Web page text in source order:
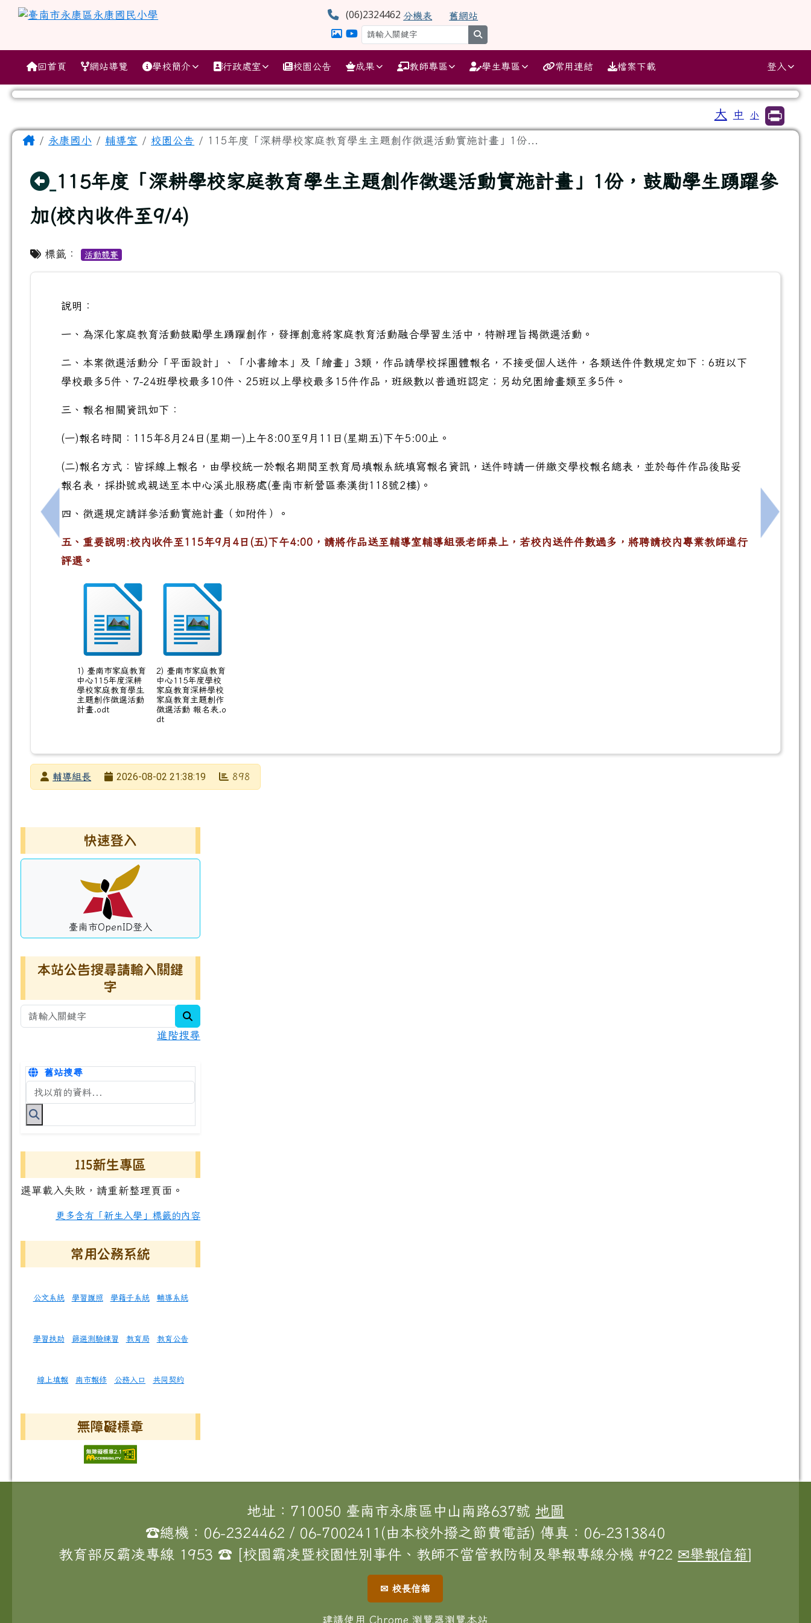
跳至主內容區
臺南市永康區永康國民小學 (06)2324462 分機表 舊網站
導覽列
回首頁 網站導覽 學校簡介 行政處室 校園公告 成果 教師專區 學生專區 常用連結 檔案下載 登入
⏸
大 中 小
主內容區域
Home永康國小 輔導室 校園公告 115年度「深耕學校家庭教育學生主題創作徵選活動實施計畫」1份...
回上頁
115年度「深耕學校家庭教育學生主題創作徵選活動實施計畫」1份，鼓勵學生踴躍參
加(校內收件至9/4)
標籤： 活動競賽
上一筆：115學年8月22日(六)新生始業暨祖父母節活動流程
說明：
一、為深化家庭教育活動鼓勵學生踴躍創作，發揮創意將家庭教育活動融合學習生活中，特辦理旨揭徵選活動。
二、本案徵選活動分「平面設計」、「小書繪本」及「繪畫」3類，作品請學校採團體報名，不接受個人送件，各類送件件數規定如下：6班以下
學校最多5件、7-24班學校最多10件、25班以上學校最多15件作品，班級數以普通班認定；另幼兒園繪畫類至多5件。
三、報名相關資訊如下：
(一)報名時間：115年8月24日(星期一)上午8:00至9月11日(星期五)下午5:00止。
(二)報名方式：皆採線上報名，由學校統一於報名期間至教育局填報系統填寫報名資訊，送件時請一併繳交學校報名總表，並於每件作品後貼妥
報名表，採掛號或親送至本中心溪北服務處(臺南市新營區秦漢街118號2樓)。
四、徵選規定請詳參活動實施計畫（如附件）。
五、重要說明:校內收件至115年9月4日(五)下午4:00，請將作品送至輔導室輔導組張老師桌上，若校內送件件數過多，將聘請校內專業教師進行
評選。
1) 臺南市家庭教育
中心115年度深耕
學校家庭教育學生
主題創作徵選活動
計畫.odt
2) 臺南市家庭教育
中心115年度學校
家庭教育深耕學校
家庭教育主題創作
徵選活動 報名表.o
dt
下一筆
發布者輔導組長
2026-08-02 21:38:19 898
左邊區域內容
快速登入
臺南市OpenID登入
本站公告搜尋請輸入關鍵
字
進階搜尋
舊站搜尋
搜尋台南市永康國小全球資訊網關鍵字
115新生專區
選單載入失敗，請重新整理頁面。
更多含有「新生入學」標籤的內容
常用公務系統
公文系統 學習護照 學籍子系統 輔導系統
學習扶助 篩選測驗練習 教育局 教育公告
線上填報 南市報修 公務入口 共同契約
無障礙標章
頁尾區域
地址：710050 臺南市永康區中山南路637號 地圖
☎總機：06-2324462 / 06-7002411(由本校外撥之節費電話) 傳真：06-2313840
教育部反霸凌專線 1953 ☎ [校園霸凌暨校園性別事件、教師不當管教防制及舉報專線分機 #922 ✉舉報信箱]
✉ 校長信箱
建議使用 Chrome 瀏覽器瀏覽本站